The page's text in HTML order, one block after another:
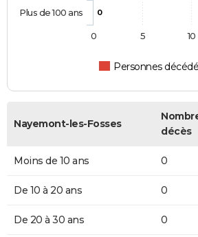
0
Personnes
Plus de 100 ans
0 5 10
Nayemont-les-Fosses
décès
Moins de 10 ans 0
De 10 à 20 ans 0
De 20 à 30 ans 0